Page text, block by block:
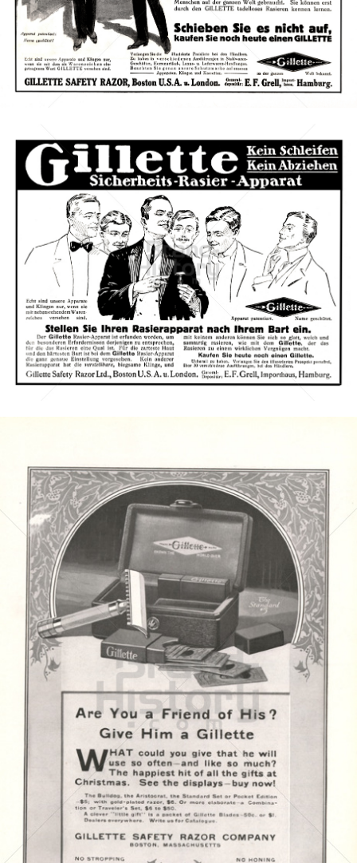
Gillette Gillette-Gruppe Österreich GmbH 1913
Bild-ID: 3238
Gillette Gillette-Gruppe Österreich GmbH 1913
Bild-ID: 3264
Gillette Gillette-Gruppe Österreich GmbH